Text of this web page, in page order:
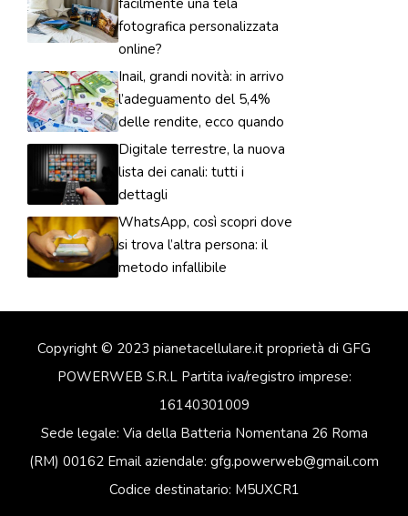
fotografica personalizzata
online?
Inail, grandi novità: in arrivo
l’adeguamento del 5,4%
delle rendite, ecco quando
Digitale terrestre, la nuova
lista dei canali: tutti i
dettagli
WhatsApp, così scopri dove
si trova l’altra persona: il
metodo infallibile
Copyright © 2023 pianetacellulare.it proprietà di GFG
POWERWEB S.R.L Partita iva/registro imprese:
16140301009
Sede legale: Via della Batteria Nomentana 26 Roma
(RM) 00162 Email aziendale: gfg.powerweb@gmail.com
Codice destinatario: M5UXCR1